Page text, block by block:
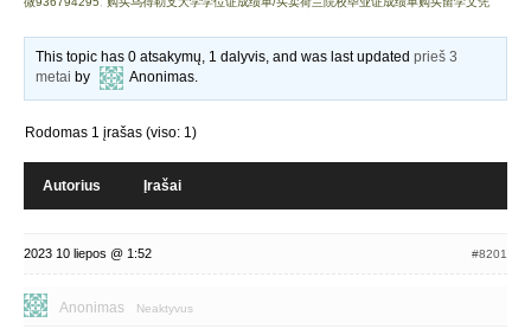
This topic has 0 atsakymų, 1 dalyvis, and was last updatedprieš 3
metai by Anonimas.
Rodomas 1 įrašas (viso: 1)
Autorius Įrašai
2023 10 liepos @ 1:52 #8201
Anonimas Neaktyvus